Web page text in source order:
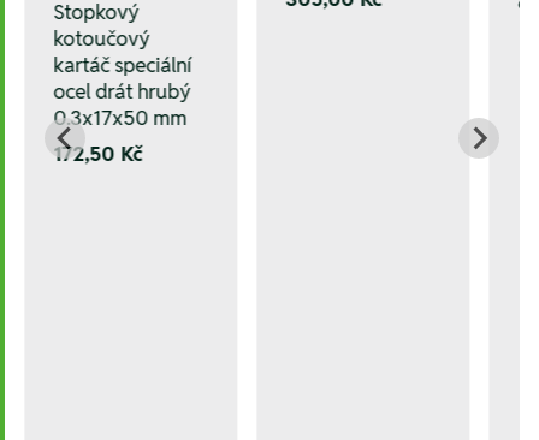
Stopkový
kotoučový
kartáč speciální
ocel drát hrubý
0.3x17x50 mm
172,50 Kč